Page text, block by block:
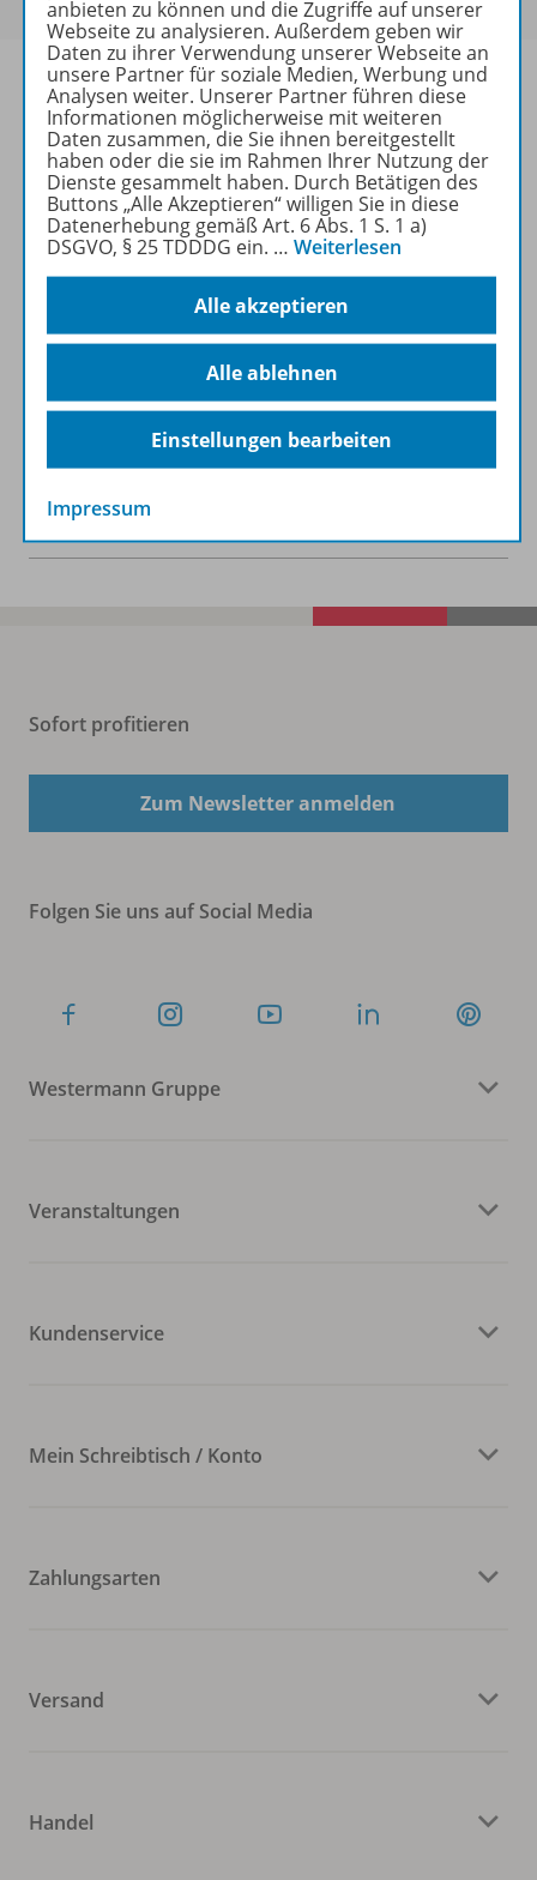
Produktinformationen
Beschreibung
Lizenzbedingungen
Zugehörige Produkte
Benachrichtigungs-Service
Sofort profitieren
Zum Newsletter anmelden
Folgen Sie uns auf Social Media
Westermann Gruppe
Veranstaltungen
Kundenservice
Mein Schreibtisch / Konto
Zahlungsarten
Versand
Handel
anbieten zu können und die Zugriffe auf unserer
Webseite zu analysieren. Außerdem geben wir
Daten zu ihrer Verwendung unserer Webseite an
unsere Partner für soziale Medien, Werbung und
Analysen weiter. Unserer Partner führen diese
Informationen möglicherweise mit weiteren
Daten zusammen, die Sie ihnen bereitgestellt
haben oder die sie im Rahmen Ihrer Nutzung der
Dienste gesammelt haben. Durch Betätigen des
Buttons „Alle Akzeptieren“ willigen Sie in diese
Datenerhebung gemäß Art. 6 Abs. 1 S. 1 a)
DSGVO, § 25 TDDDG ein. … Weiterlesen
Alle akzeptieren
Alle ablehnen
Einstellungen bearbeiten
Impressum